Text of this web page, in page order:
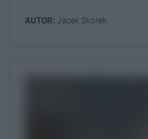
AUTOR: Jacek Skorek